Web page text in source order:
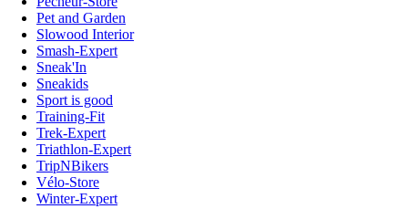
Pet and Garden
Slowood Interior
Smash-Expert
Sneak'In
Sneakids
Sport is good
Training-Fit
Trek-Expert
Triathlon-Expert
TripNBikers
Vélo-Store
Winter-Expert